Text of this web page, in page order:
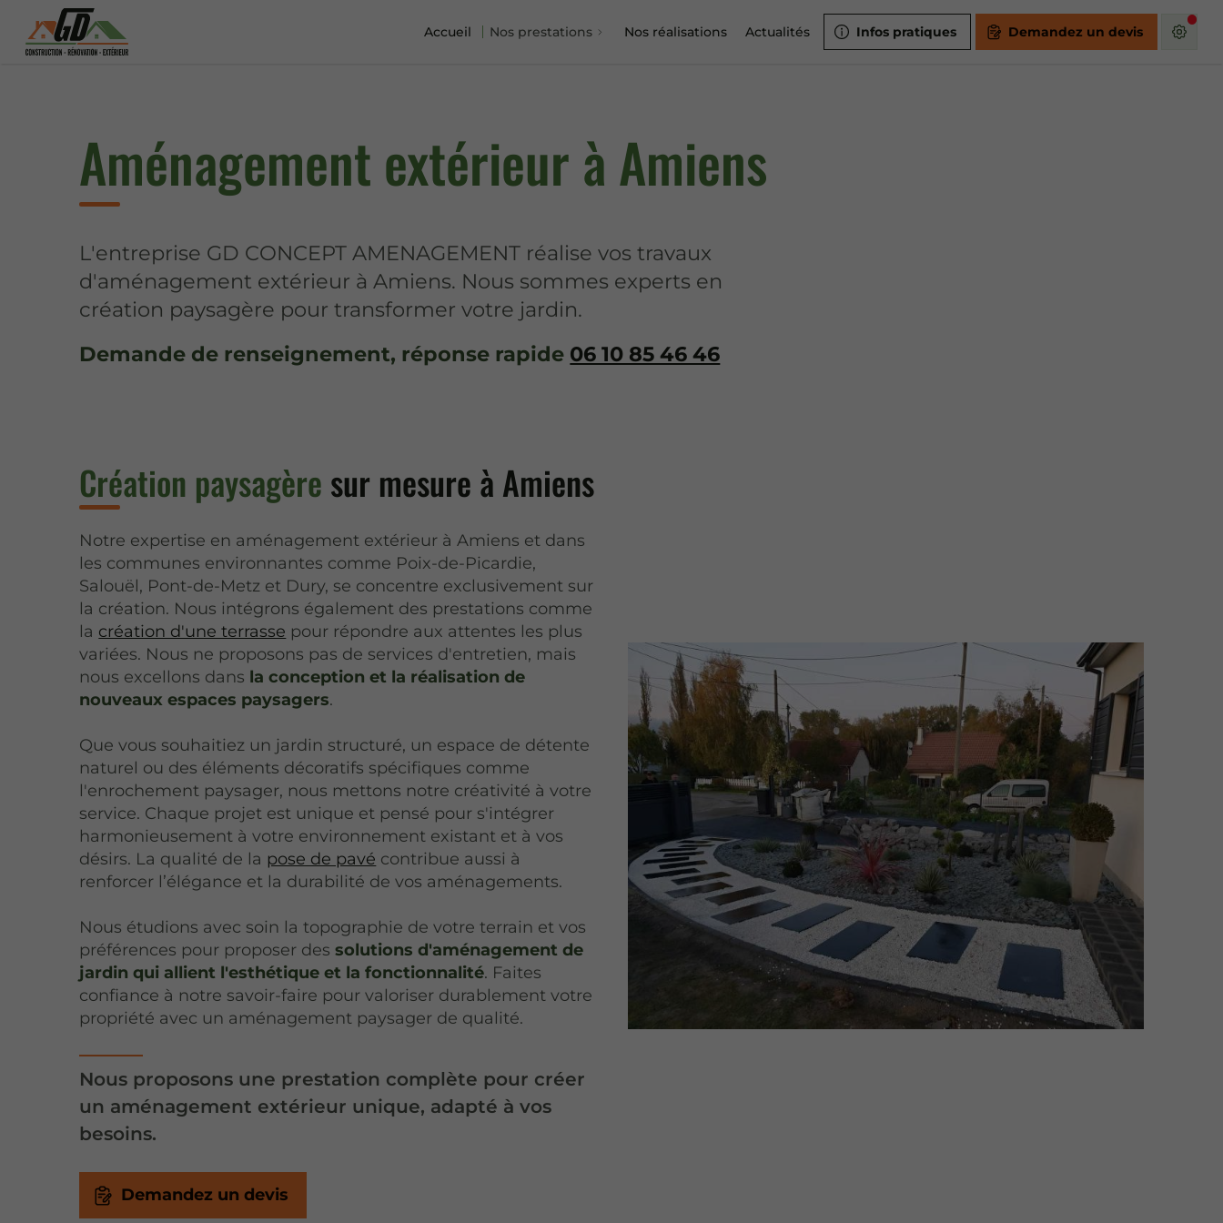
Accueil Nos prestations Nos réalisations Actualités Infos pratiques Demandez un devis
Aménagement extérieur à Amiens
L'entreprise GD CONCEPT AMENAGEMENT réalise vos travaux
d'aménagement extérieur à Amiens. Nous sommes experts en
création paysagère pour transformer votre jardin.
Demande de renseignement, réponse rapide 06 10 85 46 46
Création paysagère sur mesure à Amiens
Notre expertise en aménagement extérieur à Amiens et dans
les communes environnantes comme Poix-de-Picardie,
Salouël, Pont-de-Metz et Dury, se concentre exclusivement sur
la création. Nous intégrons également des prestations comme
la création d'une terrasse pour répondre aux attentes les plus
variées. Nous ne proposons pas de services d'entretien, mais
nous excellons dans la conception et la réalisation de
nouveaux espaces paysagers.
Que vous souhaitiez un jardin structuré, un espace de détente
naturel ou des éléments décoratifs spécifiques comme
l'enrochement paysager, nous mettons notre créativité à votre
service. Chaque projet est unique et pensé pour s'intégrer
harmonieusement à votre environnement existant et à vos
désirs. La qualité de la pose de pavé contribue aussi à
renforcer l’élégance et la durabilité de vos aménagements.
Nous étudions avec soin la topographie de votre terrain et vos
préférences pour proposer dessolutions d'aménagement de
jardin qui allient l'esthétique et la fonctionnalité. Faites
confiance à notre savoir-faire pour valoriser durablement votre
propriété avec un aménagement paysager de qualité.
Nous proposons une prestation complète pour créer
un aménagement extérieur unique, adapté à vos
besoins.
Demandez un devis